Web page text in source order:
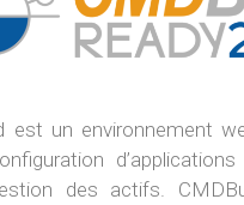
est un environnement
d’applications
des actifs.